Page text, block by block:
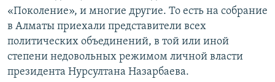
«Поколение», и многие другие. То есть на собрание
в Алматы приехали представители всех
политических объединений, в той или иной
степени недовольных режимом личной власти
президента Нурсултана Назарбаева.